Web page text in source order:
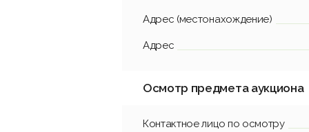
Адрес (местонахождение)
Адрес
Осмотр предмета аукциона
Контактное лицо по осмотру